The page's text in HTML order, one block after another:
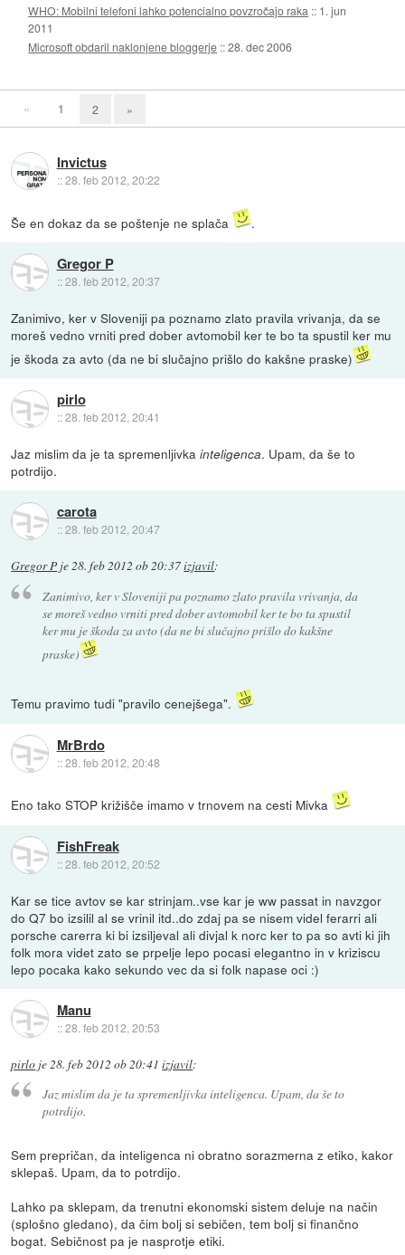
WHO: Mobilni telefoni lahko potencialno povzročajo raka :: 1. jun
2011
Microsoft obdaril naklonjene bloggerje ::28. dec 2006
« 1 2 »
Invictus
::28. feb 2012, 20:22
Še en dokaz da se poštenje ne splača .
Gregor P
::28. feb 2012, 20:37
Zanimivo, ker v Sloveniji pa poznamo zlato pravila vrivanja, da se
moreš vedno vrniti pred dober avtomobil ker te bo ta spustil ker mu
je škoda za avto (da ne bi slučajno prišlo do kakšne praske)
pirlo
::28. feb 2012, 20:41
Jaz mislim da je ta spremenljivkainteligenca. Upam, da še to
potrdijo.
carota
::28. feb 2012, 20:47
Gregor P je28. feb 2012 ob 20:37izjavil:
Zanimivo, ker v Sloveniji pa poznamo zlato pravila vrivanja, da
se moreš vedno vrniti pred dober avtomobil ker te bo ta spustil
ker mu je škoda za avto (da ne bi slučajno prišlo do kakšne
praske)
Temu pravimo tudi "pravilo cenejšega".
MrBrdo
::28. feb 2012, 20:48
Eno tako STOP križišče imamo v trnovem na cesti Mivka
FishFreak
::28. feb 2012, 20:52
Kar se tice avtov se kar strinjam..vse kar je ww passat in navzgor
do Q7 bo izsilil al se vrinil itd..do zdaj pa se nisem videl ferarri ali
porsche carerra ki bi izsiljeval ali divjal k norc ker to pa so avti ki jih
folk mora videt zato se prpelje lepo pocasi elegantno in v kriziscu
lepo pocaka kako sekundo vec da si folk napase oci :)
Manu
::28. feb 2012, 20:53
pirlo je 28. feb 2012 ob 20:41 izjavil:
Jaz mislim da je ta spremenljivkainteligenca. Upam, da še to
potrdijo.
Sem prepričan, da inteligenca ni obratno sorazmerna z etiko, kakor
sklepaš. Upam, da to potrdijo.
Lahko pa sklepam, da trenutni ekonomski sistem deluje na način
(splošno gledano), da čim bolj si sebičen, tem bolj si finančno
bogat. Sebičnost pa je nasprotje etiki.